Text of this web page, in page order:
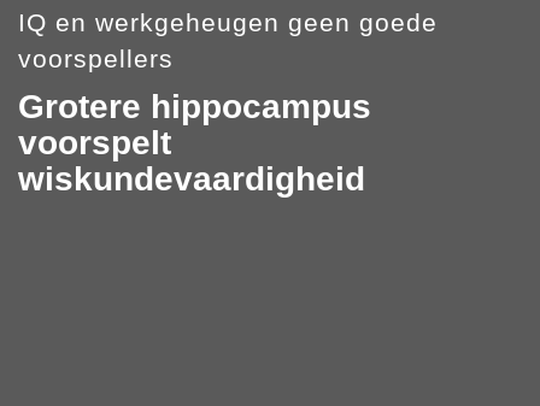
IQ en werkgeheugen geen goede
voorspellers
Grotere hippocampus
voorspelt
wiskundevaardigheid